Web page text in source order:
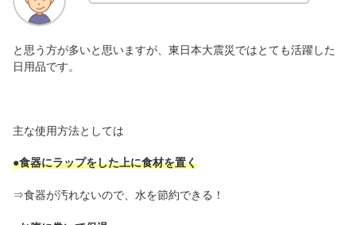
と思う方が多いと思いますが、東日本大震災ではとても活躍した
日用品です。
主な使用方法としては
●食器にラップをした上に食材を置く
⇒食器が汚れないので、水を節約できる！